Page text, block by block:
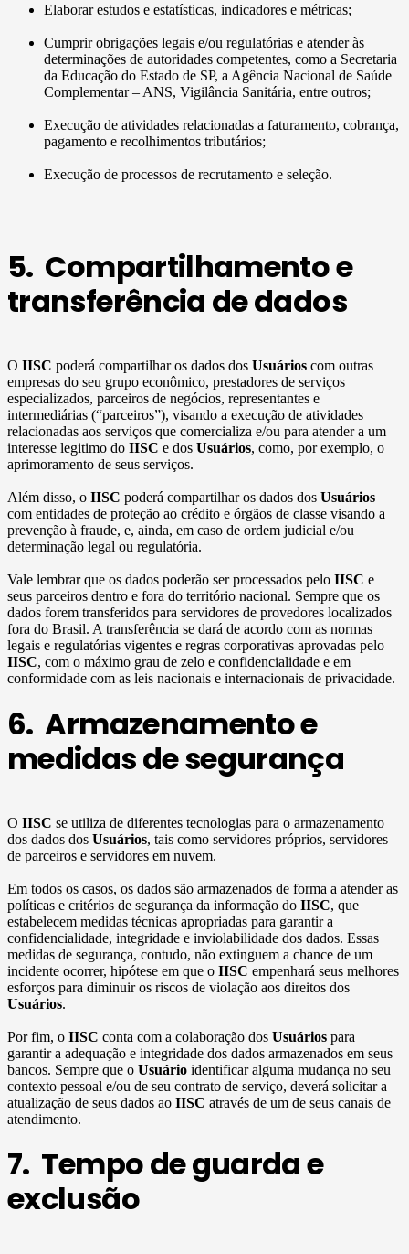
Elaborar estudos e estatísticas, indicadores e métricas;
Cumprir obrigações legais e/ou regulatórias e atender às
determinações de autoridades competentes, como a Secretaria
da Educação do Estado de SP, a Agência Nacional de Saúde
Complementar – ANS, Vigilância Sanitária, entre outros;
Execução de atividades relacionadas a faturamento, cobrança,
pagamento e recolhimentos tributários;
Execução de processos de recrutamento e seleção.
5. Compartilhamento e
transferência de dados
O IISC poderá compartilhar os dados dos Usuários com outras
empresas do seu grupo econômico, prestadores de serviços
especializados, parceiros de negócios, representantes e
intermediárias (“parceiros”), visando a execução de atividades
relacionadas aos serviços que comercializa e/ou para atender a um
interesse legitimo do IISC e dos Usuários, como, por exemplo, o
aprimoramento de seus serviços.
Além disso, o IISC poderá compartilhar os dados dos Usuários
com entidades de proteção ao crédito e órgãos de classe visando a
prevenção à fraude, e, ainda, em caso de ordem judicial e/ou
determinação legal ou regulatória.
Vale lembrar que os dados poderão ser processados pelo IISC e
seus parceiros dentro e fora do território nacional. Sempre que os
dados forem transferidos para servidores de provedores localizados
fora do Brasil. A transferência se dará de acordo com as normas
legais e regulatórias vigentes e regras corporativas aprovadas pelo
IISC, com o máximo grau de zelo e confidencialidade e em
conformidade com as leis nacionais e internacionais de privacidade.
6. Armazenamento e
medidas de segurança
O IISC se utiliza de diferentes tecnologias para o armazenamento
dos dados dos Usuários, tais como servidores próprios, servidores
de parceiros e servidores em nuvem.
Em todos os casos, os dados são armazenados de forma a atender as
políticas e critérios de segurança da informação do IISC, que
estabelecem medidas técnicas apropriadas para garantir a
confidencialidade, integridade e inviolabilidade dos dados. Essas
medidas de segurança, contudo, não extinguem a chance de um
incidente ocorrer, hipótese em que o IISC empenhará seus melhores
esforços para diminuir os riscos de violação aos direitos dos
Usuários.
Por fim, o IISC conta com a colaboração dos Usuários para
garantir a adequação e integridade dos dados armazenados em seus
bancos. Sempre que o Usuário identificar alguma mudança no seu
contexto pessoal e/ou de seu contrato de serviço, deverá solicitar a
atualização de seus dados ao IISC através de um de seus canais de
atendimento.
7. Tempo de guarda e
exclusão